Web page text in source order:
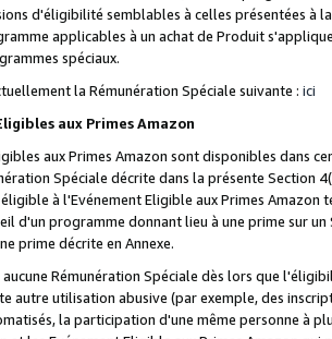
d'éligibilité semblables à celles présentées à
applicables à un achat de Produit
spéciaux.
la Rémunération Spéciale suivante : ici
aux Primes Amazon
aux Primes Amazon sont disponibles dans
Spéciale décrite dans la présente Section
à l'Evénement Eligible aux Primes Amazon
d'un programme donnant lieu à une prime sur
prime décrite en Annexe.
Rémunération Spéciale dès lors que
autre utilisation abusive (par exemple, des
la participation d'une même personne à